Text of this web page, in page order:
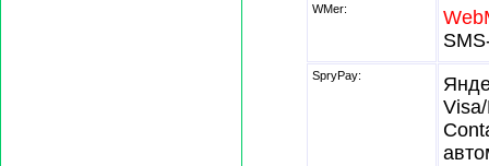
WMer:
SpryPay: